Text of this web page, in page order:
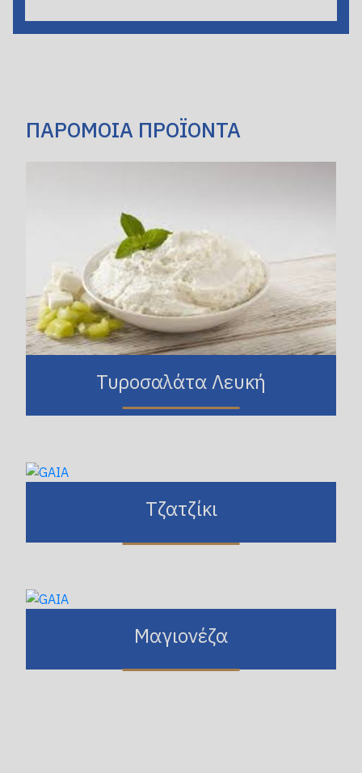
ΠΑΡΟΜΟΙΑ ΠΡΟΪΟΝΤΑ
Τυροσαλάτα Λευκή
Τζατζίκι
Μαγιονέζα